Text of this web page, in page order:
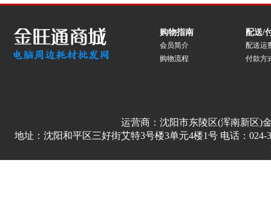
购物指南
会员简介
购物流程
配送/
配送运
付款方
运营商：沈阳市东陵区(浑南新区)
地址：沈阳和平区三好街艾特3号楼3单元4楼1号 电话：024-